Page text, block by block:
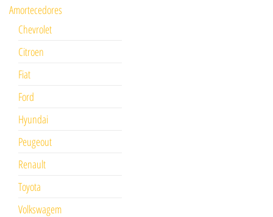
Amortecedores
Chevrolet
Citroen
Fiat
Ford
Hyundai
Peugeout
Renault
Toyota
Volkswagem